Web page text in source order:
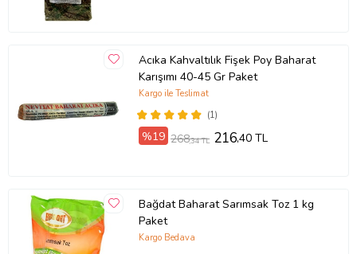
Acıka Kahvaltılık Fişek Poy Baharat
Karışımı 40-45 Gr Paket
(1)
Kargo ile Teslimat
%19 268,34 TL 216,40 TL
Bağdat Baharat Sarımsak Toz 1 kg
Paket
Kargo Bedava